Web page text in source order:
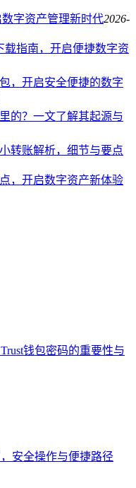
数字资产管理新时代2026-
载指南，开启便捷数字资
，开启安全便捷的数字
的？一文了解其起源与
转账解析，细节与要点
，开启数字资产新体验
钱包密码的重要性与
安全操作与便捷路径